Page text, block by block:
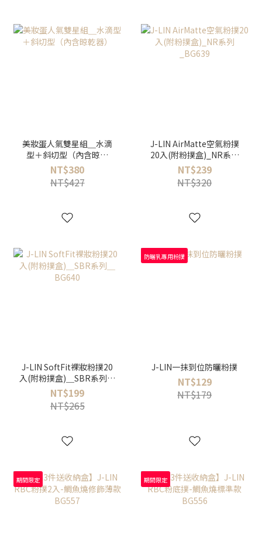
美妝蛋人氣雙星組＿水滴
型＋斜切型（內含晾乾
器）
NT$380
NT$427
J-LIN AirMatte空氣粉撲
20入(附粉撲盒)_NR系列
_BG639
NT$239
NT$320
J-LIN SoftFit裸妝粉撲20
入(附粉撲盒)＿SBR系列＿
BG640
NT$199
NT$265
防曬乳專用粉撲
J-LIN一抹到位防曬粉撲
NT$129
NT$179
期間限定 期間限定